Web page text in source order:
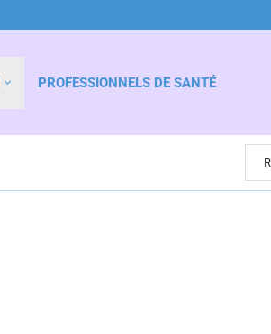
PROFESSIONNELS DE SANTÉ